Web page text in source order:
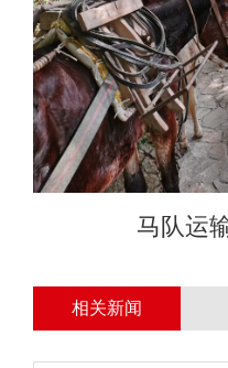
马队运
相关新闻